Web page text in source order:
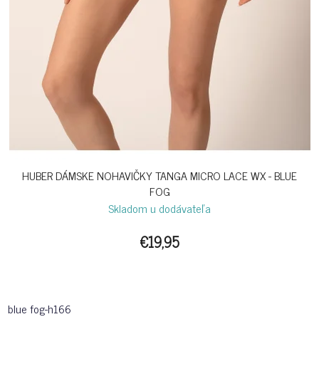
HUBER DÁMSKE NOHAVIČKY TANGA MICRO LACE WX - BLUE
FOG
Skladom u dodávateľa
€19,95
blue fog-h166